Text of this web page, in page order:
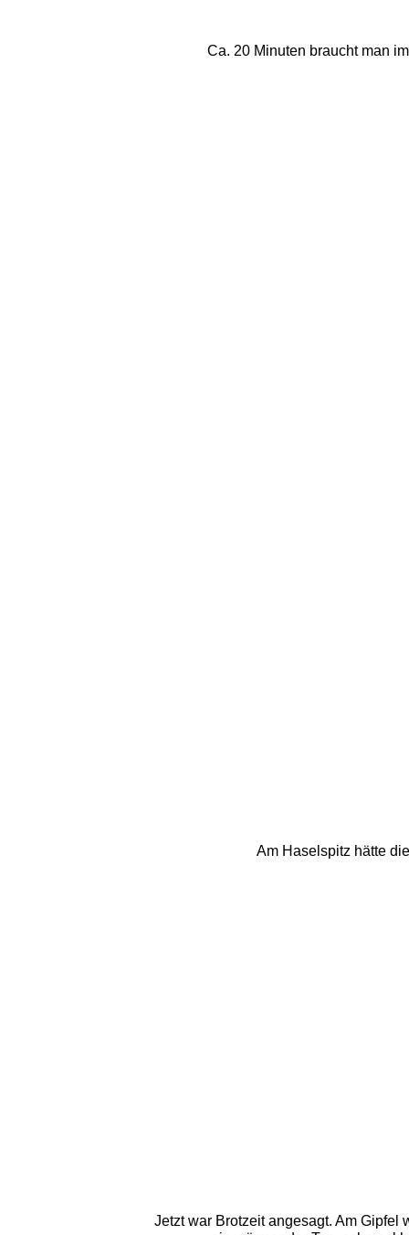
Ca. 20 Minuten braucht man
Am Haselspitz hätte
Jetzt war Brotzeit angesagt. Am Gipfel